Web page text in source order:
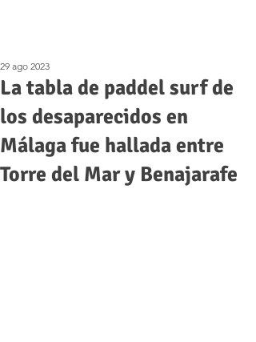
La tabla de paddel surf de
los desaparecidos en
Málaga fue hallada entre
Torre del Mar y Benajarafe
29 ago 2023